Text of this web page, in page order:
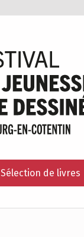
Sélection de livres